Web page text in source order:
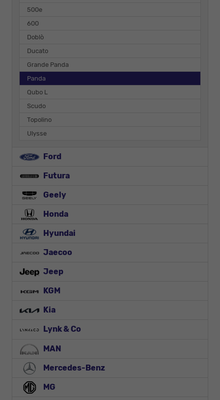
500e
600
Doblò
Ducato
Grande Panda
Panda
Qubo L
Scudo
Topolino
Ulysse
Ford
Futura
Geely
Honda
Hyundai
Jaecoo
Jeep
KGM
Kia
Lynk & Co
MAN
Mercedes-Benz
MG